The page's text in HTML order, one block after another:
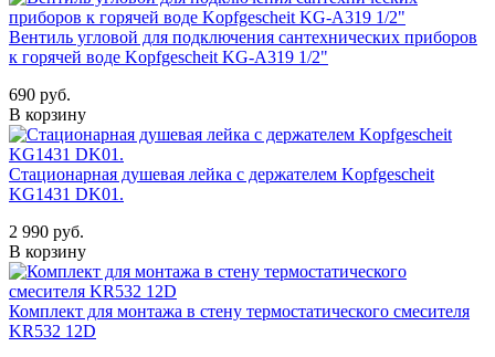
Вентиль угловой для подключения сантехнических приборов
к горячей воде Kopfgescheit KG-A319 1/2"
690 руб.
В корзину
Стационарная душевая лейка с держателем Kopfgescheit
KG1431 DK01.
2 990 руб.
В корзину
Комплект для монтажа в стену термостатического смесителя
KR532 12D